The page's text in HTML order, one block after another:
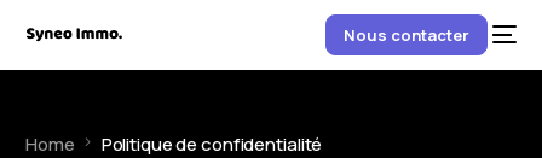
Nous contacter
Home Politique de confidentialité